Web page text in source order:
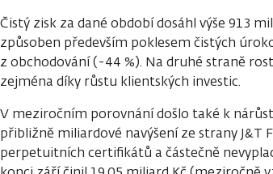
Čistý zisk za dané období dosáhl výše 913
způsoben především poklesem čistých
z obchodování (-44 %). Na druhé straně
zejména díky růstu klientských investic.
V meziročním porovnání došlo také k
přibližně miliardové navýšení ze strany J&T
perpetuitních certifikátů a částečně